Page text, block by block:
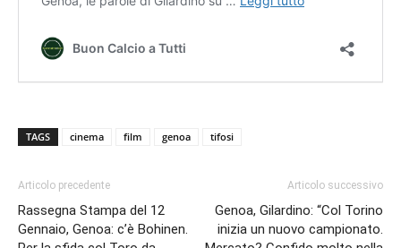
TAGS cinema film genoa tifosi
Articolo precedente
Rassegna Stampa del 12
Gennaio, Genoa: c’è Bohinen.
Articolo successivo
Genoa, Gilardino: “Col Torino
inizia un nuovo campionato.